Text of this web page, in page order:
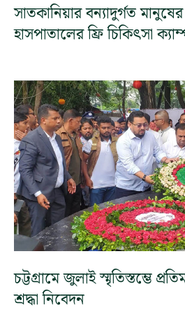
সাতকানিয়ার বন্যাদুর্গত
হাসপাতালের ফ্রি চিকিৎসা
চট্টগ্রামে জুলাই স্মৃতিস্তম্ভে
শ্রদ্ধা নিবেদন